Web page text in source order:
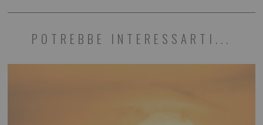
POTREBBE INTERESSARTI...